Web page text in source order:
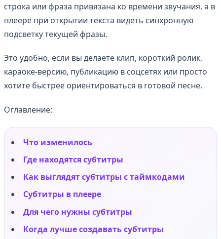
строка или фраза привязана ко времени звучания, а в
плеере при открытии текста видеть синхронную
подсветку текущей фразы.
Это удобно, если вы делаете клип, короткий ролик,
караоке-версию, публикацию в соцсетях или просто
хотите быстрее ориентироваться в готовой песне.
Оглавление:
Что изменилось
Где находятся субтитры
Как выглядят субтитры с таймкодами
Субтитры в плеере
Для чего нужны субтитры
Когда лучше создавать субтитры